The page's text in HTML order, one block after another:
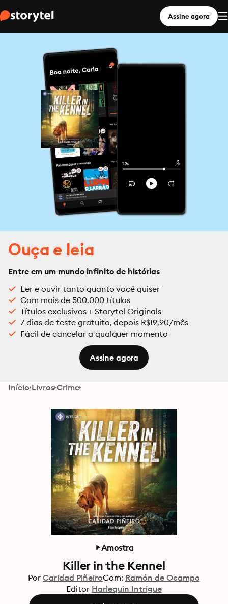
Assine agora
Ouça e leia
Entre em um mundo infinito de histórias
Ler e ouvir tanto quanto você quiser
Com mais de 500.000 títulos
Títulos exclusivos + Storytel Originals
7 dias de teste gratuito, depois R$19,90/mês
Fácil de cancelar a qualquer momento
Assine agora
Início Livros Crime
Amostra
Killer in the Kennel
Por Caridad PiñeiroCom: Ramón de Ocampo
Editor Harlequin Intrigue